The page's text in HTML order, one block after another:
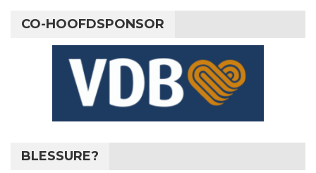
CO-HOOFDSPONSOR
BLESSURE?